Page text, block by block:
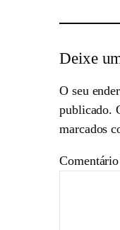
Deixe
O seu
publicado.
marcados
Comentário